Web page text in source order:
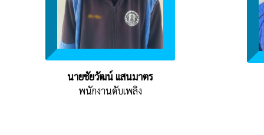
นายชัยวัฒน์ แสนมาตร
พนักงานดับเพลิง